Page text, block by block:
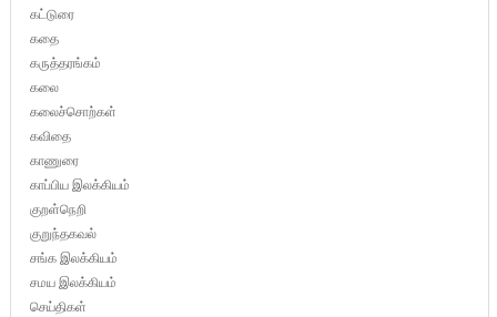
கட்டுரை
கதை
கருத்தரங்கம்
கலை
கலைச்சொற்கள்
கவிதை
காணுரை
காப்பிய இலக்கியம்
குறள்நெறி
குறுந்தகவல்
சங்க இலக்கியம்
சமய இலக்கியம்
செய்திகள்